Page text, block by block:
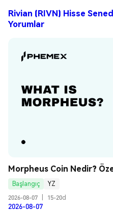
Rivian (RIVN) Hisse
Yorumlar
Morpheus Coin Nedir?
Başlangıç
YZ
2026-08-07
15-20d
2026-08-07